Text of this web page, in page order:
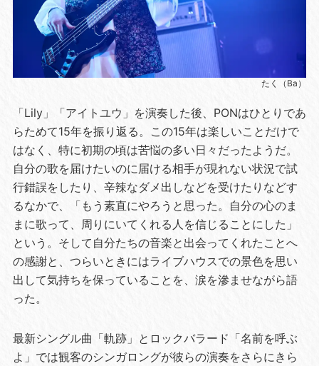
たく（Ba）
「Lily」「アイトユウ」を演奏した後、PONはひとりであ
らためて15年を振り返る。この15年は楽しいことだけで
はなく、特に初期の頃は苦悩の多い日々だったようだ。
自分の歌を届けたいのに届ける相手が現れない状況で試
行錯誤をしたり、辛辣なダメ出しなどを受けたりなどす
るなかで、「もう素直にやろうと思った。自分の心のま
まに歌って、周りにいてくれる人を信じることにした」
という。そして自分たちの音楽と出会ってくれたことへ
の感謝と、つらいときにはライブハウスでの景色を思い
出して気持ちを保っていることを、涙を滲ませながら語
った。
最新シングル曲「軌跡」とロックバラード「名前を呼ぶ
よ」では観客のシンガロングが彼らの演奏をさらにきら